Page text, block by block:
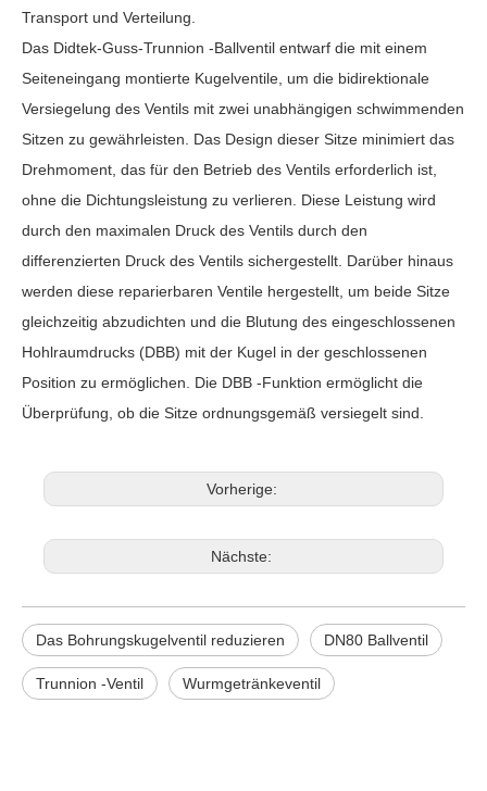
Transport und Verteilung.
Das Didtek-Guss-Trunnion -Ballventil entwarf die mit einem
Seiteneingang montierte Kugelventile, um die bidirektionale
Versiegelung des Ventils mit zwei unabhängigen schwimmenden
Sitzen zu gewährleisten. Das Design dieser Sitze minimiert das
Drehmoment, das für den Betrieb des Ventils erforderlich ist,
ohne die Dichtungsleistung zu verlieren. Diese Leistung wird
durch den maximalen Druck des Ventils durch den
differenzierten Druck des Ventils sichergestellt. Darüber hinaus
werden diese reparierbaren Ventile hergestellt, um beide Sitze
gleichzeitig abzudichten und die Blutung des eingeschlossenen
Hohlraumdrucks (DBB) mit der Kugel in der geschlossenen
Position zu ermöglichen. Die DBB -Funktion ermöglicht die
Überprüfung, ob die Sitze ordnungsgemäß versiegelt sind.
Vorherige:
Nächste:
Das Bohrungskugelventil reduzieren DN80 Ballventil
Trunnion -Ventil Wurmgetränkeventil